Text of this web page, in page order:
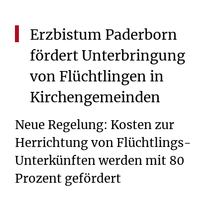
Erzbistum Paderborn
fördertUnterbringung
von Flüchtlingen in
Kirchengemeinden
Neue Regelung: Kosten zur
Herrichtung von Flüchtlings-
Unterkünften werden mit 80
Prozent gefördert